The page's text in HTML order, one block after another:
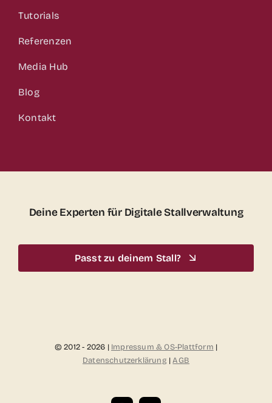
Tutorials
Referenzen
Media Hub
Blog
Kontakt
Deine Experten für Digitale Stallverwaltung
Passt zu deinem Stall?
© 2012 - 2026 | Impressum & OS-Plattform |
Datenschutzerklärung |AGB